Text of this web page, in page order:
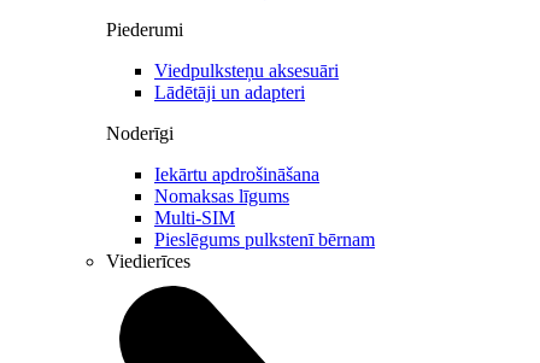
Piederumi
Viedpulksteņu aksesuāri
Lādētāji un adapteri
Noderīgi
Iekārtu apdrošināšana
Nomaksas līgums
Multi-SIM
Pieslēgums pulkstenī bērnam
Viedierīces